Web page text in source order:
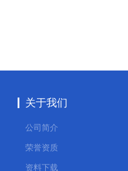
关于我们
公司简介
荣誉资质
资料下载